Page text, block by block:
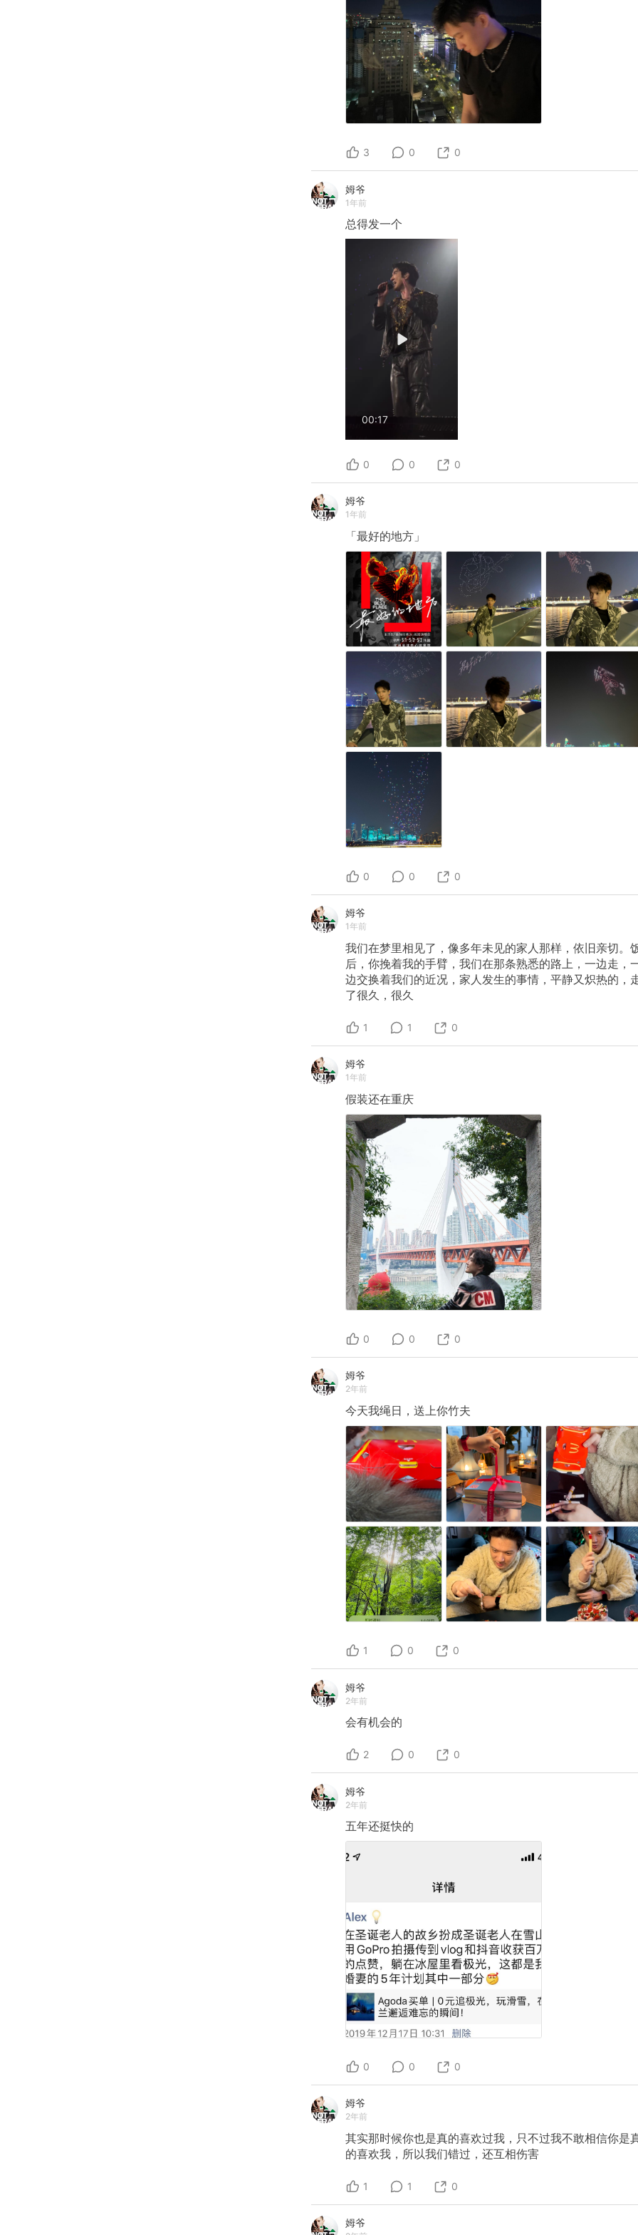
3 0 0
姆爷
1年前
总得发一个
00:17
0 0 0
姆爷
1年前
「最好的地方」
0 0 0
姆爷
1年前
我们在梦里相见了，像多年未见的家人那样，依旧亲切。
后，你挽着我的手臂，我们在那条熟悉的路上，一边走，
边交换着我们的近况，家人发生的事情，平静又炽热的，
了很久，很久
1 1 0
姆爷
1年前
假装还在重庆
0 0 0
姆爷
2年前
今天我绳日，送上你竹夫
1 0 0
姆爷
2年前
会有机会的
2 0 0
姆爷
2年前
五年还挺快的
0 0 0
姆爷
2年前
其实那时候你也是真的喜欢过我，只不过我不敢相信你是
的喜欢我，所以我们错过，还互相伤害
1 1 0
姆爷